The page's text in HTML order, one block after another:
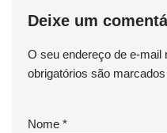
Deixe um
O seu endereço de e-mail
obrigatórios são
Nome *